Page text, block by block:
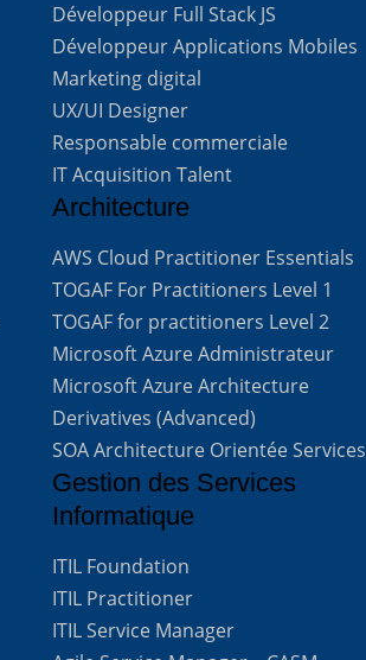
Développeur Full Stack JS
Développeur Applications Mobiles
Marketing digital
UX/UI Designer
Responsable commerciale
IT Acquisition Talent
Architecture
AWS Cloud Practitioner Essentials
TOGAF For Practitioners Level 1
TOGAF for practitioners Level 2
Microsoft Azure Administrateur
Microsoft Azure Architecture
Derivatives (Advanced)
SOA Architecture Orientée Services
Gestion des Services
Informatique
ITIL Foundation
ITIL Practitioner
ITIL Service Manager